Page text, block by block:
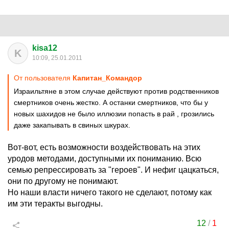
K kisa12
10:09, 25.01.2011
От пользователя Капитан_Командор
Израильтяне в этом случае действуют против родственников
смертников очень жестко. А останки смертников, что бы у
новых шахидов не было иллюзии попасть в рай , грозились
даже закапывать в свиных шкурах.
Вот-вот, есть возможности воздействовать на этих
уродов методами, доступными их пониманию. Всю
семью репрессировать за "героев". И нефиг цацкаться,
они по другому не понимают.
Но наши власти ничего такого не сделают, потому как
им эти теракты выгодны.
12 / 1